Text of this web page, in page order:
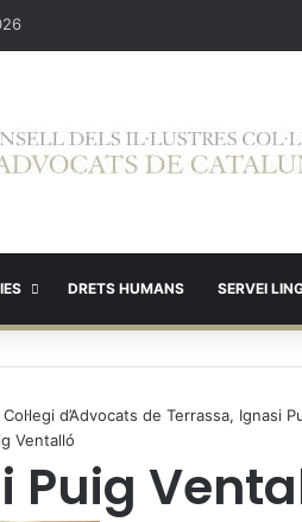
DRETS HUMANS SERVEI
d’Advocats de Terrassa, Ignasi
Ventalló
Puig